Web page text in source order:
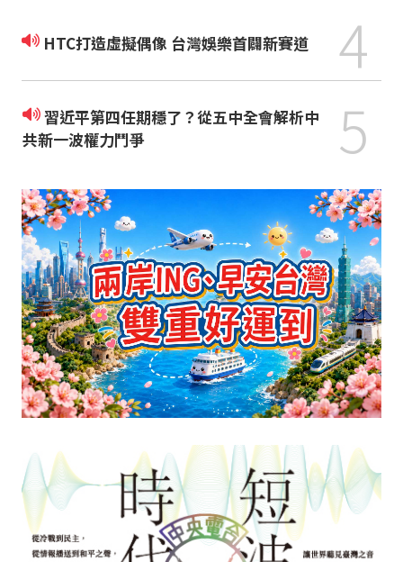
HTC打造虛擬偶像 台灣娛樂首闢新賽道 4
習近平第四任期穩了？從五中全會解析中
共新一波權力鬥爭
5